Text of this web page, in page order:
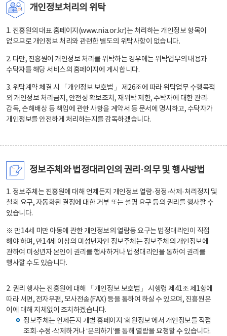
개인정보처리의 위탁
1. 진흥원의 대표 홈페이지(www.nia.or.kr)는 처리하는 개인정보 항목이
없으므로 개인정보 처리와 관련한 별도의 위탁사항이 없습니다.
2. 다만, 진흥원이 개인정보 처리를 위탁하는 경우에는 위탁업무의 내용과
수탁자를 해당 서비스의 홈페이지에 게시합니다.
3. 위탁계약 체결 시 「개인정보 보호법」 제26조에 따라 위탁업무 수행목적
외 개인정보 처리금지, 안전성 확보조치, 재위탁 제한, 수탁자에 대한 관리·
감독, 손해배상 등 책임에 관한 사항을 계약서 등 문서에 명시하고, 수탁자가
개인정보를 안전하게 처리하는지를 감독하겠습니다.
정보주체와 법정대리인의 권리·의무 및 행사방법
1. 정보주체는 진흥원에 대해 언제든지 개인정보 열람·정정·삭제·처리정지 및
철회 요구, 자동화된 결정에 대한 거부 또는 설명 요구 등의 권리를 행사할 수
있습니다.
※ 만14세 미만 아동에 관한 개인정보의 열람등 요구는 법정대리인이 직접
해야 하며, 만14세 이상의 미성년자인 정보주체는 정보주체의 개인정보에
관하여 미성년자 본인이 권리를 행사하거나 법정대리인을 통하여 권리를
행사할 수도 있습니다.
2. 권리 행사는 진흥원에 대해 「개인정보 보호법」 시행령 제41조 제1항에
따라 서면, 전자우편, 모사전송(FAX) 등을 통하여 하실 수 있으며, 진흥원은
이에 대해 지체없이 조치하겠습니다.
정보주체는 언제든지 개별 홈페이지 ‘회원정보’에서 개인정보를 직접
조회·수정·삭제하거나 ‘문의하기’를 통해 열람을 요청할 수 있습니다.